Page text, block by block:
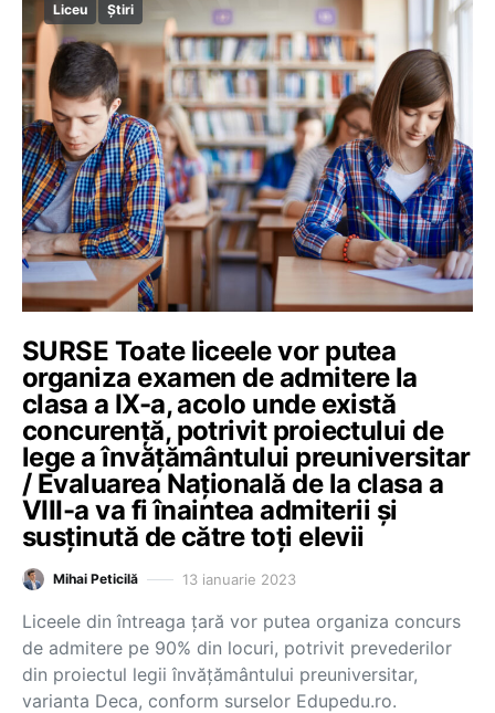
Liceu Știri
SURSE Toate liceele vor putea
organiza examen de admitere la
clasa a IX-a, acolo unde există
concurență, potrivit proiectului de
lege a învățământului preuniversitar
/ Evaluarea Națională de la clasa a
VIII-a va fi înaintea admiterii și
susținută de către toți elevii
Mihai Peticilă 13 ianuarie 2023
Liceele din întreaga țară vor putea organiza concurs
de admitere pe 90% din locuri, potrivit prevederilor
din proiectul legii învățământului preuniversitar,
varianta Deca, conform surselor Edupedu.ro.